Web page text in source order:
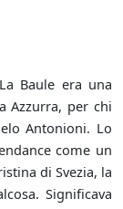
Baule era una
Azzurra, per chi
Antonioni. Lo
come un
di Svezia, la
Significava